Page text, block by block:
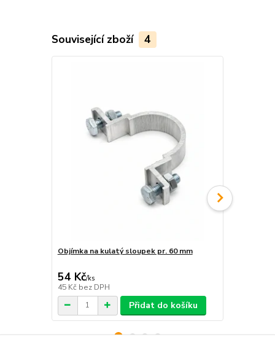
Související zboží 4
Objímka na kulatý sloupek pr. 60 mm
54 Kč/ks
45 Kč bez DPH
Přidat do košíku